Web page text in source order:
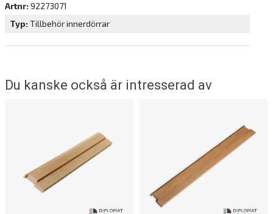
Artnr: 92273071
Typ Tillbehör innerdörrar
Du kanske också är intresserad av